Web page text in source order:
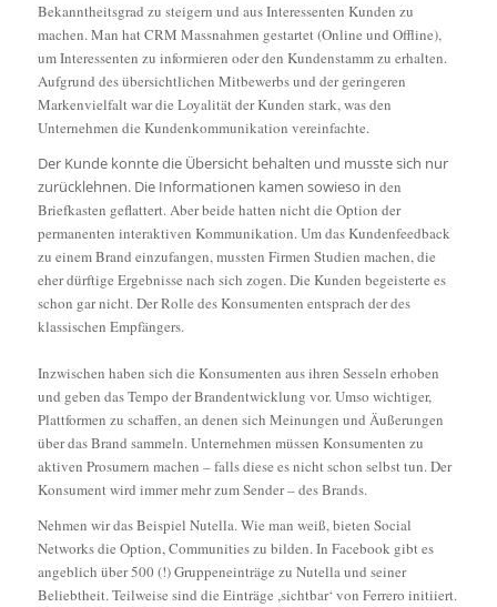
Bekanntheitsgrad zu steigern und aus Interessenten Kunden zu
machen. Man hat CRM Massnahmen gestartet (Online und Offline),
um Interessenten zu informieren oder den Kundenstamm zu erhalten.
Aufgrund des übersichtlichen Mitbewerbs und der geringeren
Markenvielfalt war die Loyalität der Kunden stark, was den
Unternehmen die Kundenkommunikation vereinfachte.
Der Kunde konnte die Übersicht behalten und musste sich nur
zurücklehnen. Die Informationen kamen sowieso in den
Briefkasten geflattert. Aber beide hatten nicht die Option der
permanenten interaktiven Kommunikation. Um dasKundenfeedback
zu einem Brand einzufangen, mussten Firmen Studien machen, die
eher dürftige Ergebnisse nach sich zogen. Die Kunden begeisterte es
schon garnicht.Der Rolle des Konsumenten entsprach der des
klassischen Empfängers.
Inzwischen haben sich die Konsumenten aus ihren Sesseln erhoben
und geben das Tempo der Brandentwicklung vor. Umso wichtiger,
Plattformen zu schaffen, an denen sich Meinungen und Äußerungen
über das Brand sammeln. Unternehmen müssen Konsumenten zu
aktiven Prosumern machen – falls diese es nicht schon selbst tun. Der
Konsument wird immer mehr zum Sender – des Brands.
Nehmen wir das Beispiel Nutella. Wie man weiß, bieten Social
Networks die Option, Communities zu bilden. In Facebook gibt es
angeblich über 500 (!) Gruppeneinträge zu Nutella und seiner
Beliebtheit. Teilweise sind die Einträge ,sichtbar‘ von Ferrero initiiert.